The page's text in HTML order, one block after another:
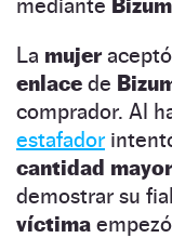
mediante
La mujer
enlace de
comprador. Al
estafador
cantidad
demostrar su
víctima